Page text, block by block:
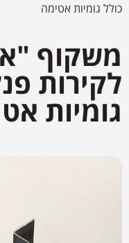
כולל גומיות אטימה
משקוף
לקירות
גומיות